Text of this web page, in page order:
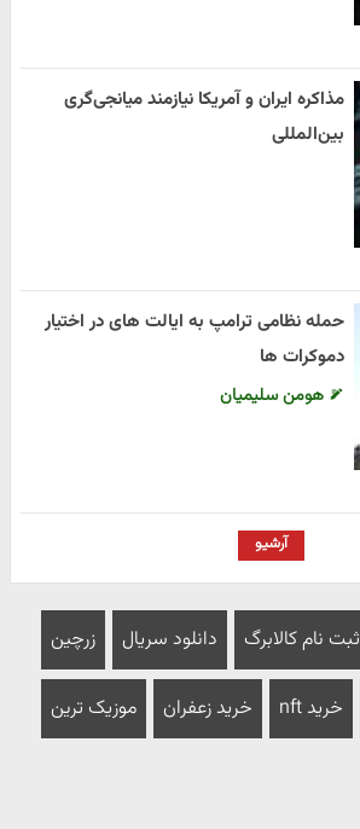
مذاکره ایران و آمریکا نیازمند میانجی‌گری
بین‌المللی
حمله نظامی ترامپ به ایالت های در اختیار
دموکرات ها
هومن سلیمیان
آرشیو
ثبت نام کالابرگ دانلود سریال زرچین
خرید nft خرید زعفران موزیک ترین